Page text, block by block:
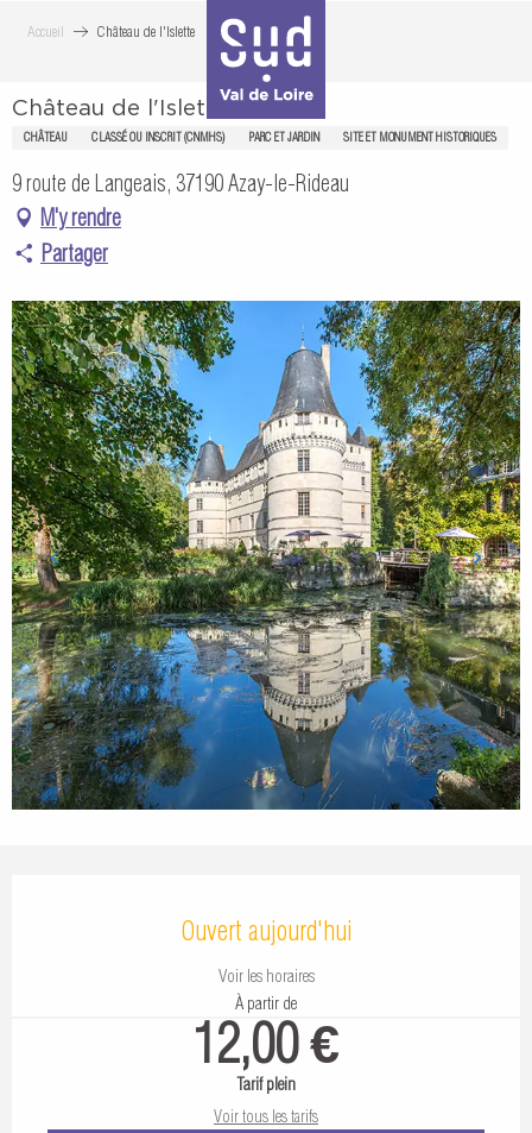
principal
Accueil Château de l'Islette
Château de l'Islette
CHÂTEAU CLASSÉ OU INSCRIT (CNMHS) PARC ET JARDIN SITE ET MONUMENT HISTORIQUES
9 route de Langeais, 37190 Azay-le-Rideau
M'y rendre
Partager
Ouvert aujourd'hui
Voir les horaires
À partir de
12,00 €
Tarif plein
Voir tous les tarifs